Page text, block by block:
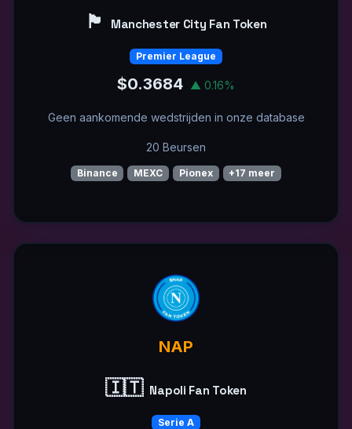
🏴󠁧󠁢󠁥󠁮󠁧󠁿 Manchester City Fan Token
Premier League
$0.3684 ▲ 0.16%
Geen aankomende wedstrijden in onze database
20 Beursen
Binance MEXC Pionex +17 meer
NAP
🇮🇹 Napoli Fan Token
Serie A